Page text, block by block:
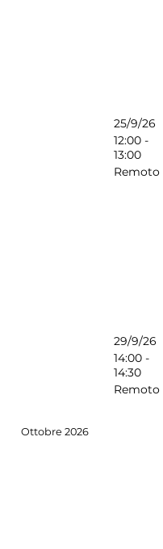
25/9/26
12:00 -
13:00
Remoto
29/9/26
14:00 -
14:30
Remoto
Ottobre 2026